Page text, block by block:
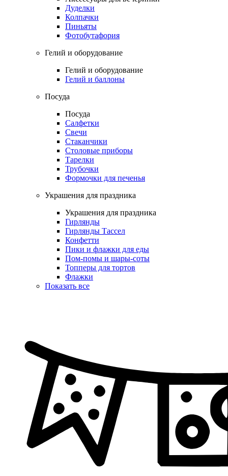
Дуделки
Колпачки
Пиньяты
Фотобутафория
Гелий и оборудование
Гелий и оборудование
Гелий и баллоны
Посуда
Посуда
Салфетки
Свечи
Стаканчики
Столовые приборы
Тарелки
Трубочки
Формочки для печенья
Украшения для праздника
Украшения для праздника
Гирлянды
Гирлянды Тассел
Конфетти
Пики и флажки для еды
Пом-помы и шары-соты
Топперы для тортов
Флажки
Показать все